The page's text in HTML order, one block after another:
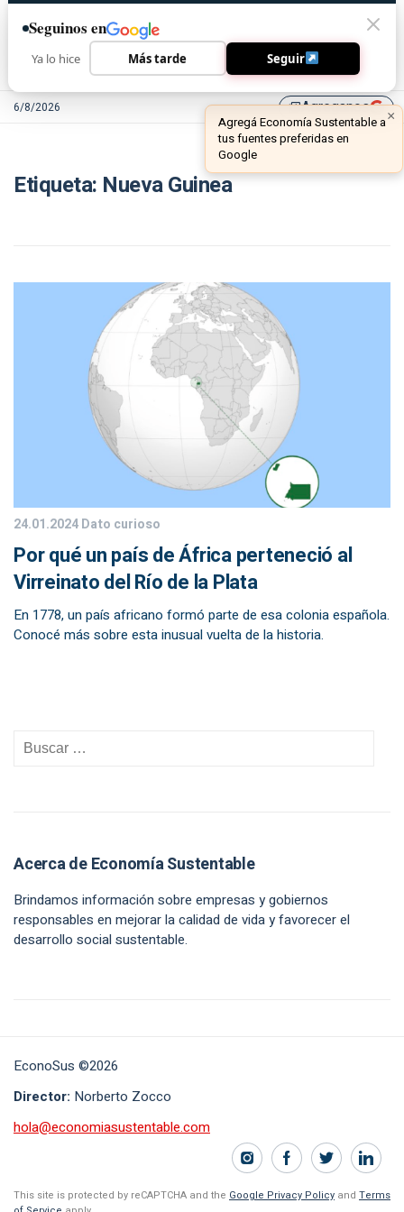
6/8/2026 library_addAgreganos ×
Agregá Economía Sustentable a
tus fuentes preferidas en
Google
Etiqueta: Nueva Guinea
24.01.2024Dato curioso
Por qué un país de África perteneció al
Virreinato del Río de la Plata
En 1778, un país africano formó parte de esa colonia española.
Conocé más sobre esta inusual vuelta de la historia.
Acerca de Economía Sustentable
Brindamos información sobre empresas y gobiernos
responsables en mejorar la calidad de vida y favorecer el
desarrollo social sustentable.
EconoSus ©2026
Director: Norberto Zocco
hola@economiasustentable.com
This site is protected by reCAPTCHA and the Google Privacy Policy and Terms
Seguinos en
Ya lo hice Más tarde Seguir